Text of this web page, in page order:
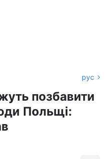
рус
позбавити
Польщі: